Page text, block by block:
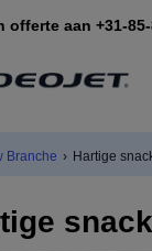
offerte aan +31-
Branche › Hartige